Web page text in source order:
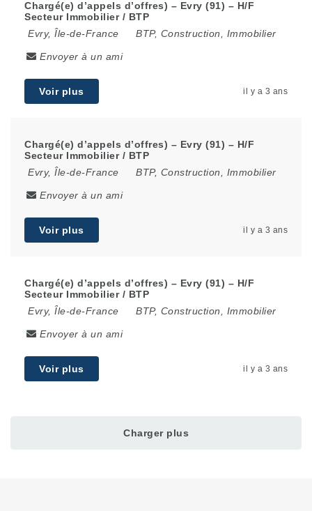
Chargé(e) d’appels d’offres) – Evry (91) – H/F
Secteur Immobilier / BTP
Evry, Île-de-France BTP, Construction, Immobilier
Envoyer à un ami
Voir plus il y a 3 ans
Chargé(e) d’appels d’offres) – Evry (91) – H/F
Secteur Immobilier / BTP
Evry, Île-de-France BTP, Construction, Immobilier
Envoyer à un ami
Voir plus il y a 3 ans
Chargé(e) d’appels d’offres) – Evry (91) – H/F
Secteur Immobilier / BTP
Evry, Île-de-France BTP, Construction, Immobilier
Envoyer à un ami
Voir plus il y a 3 ans
Charger plus